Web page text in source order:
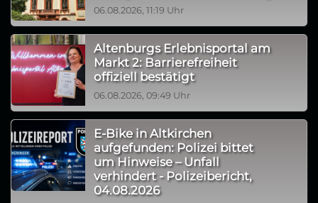
06.08.2026, 11:19 Uhr
Altenburgs Erlebnisportal am
Markt 2: Barrierefreiheit
offiziell bestätigt
06.08.2026, 09:49 Uhr
E-Bike in Altkirchen
aufgefunden: Polizei bittet
um Hinweise – Unfall
verhindert - Polizeibericht,
04.08.2026